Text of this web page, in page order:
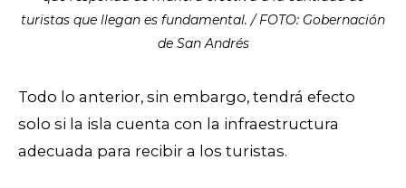
turistas que llegan es fundamental. / FOTO: Gobernación
de San Andrés
Todo lo anterior, sin embargo, tendrá efecto
solo si la isla cuenta con la infraestructura
adecuada para recibir a los turistas.